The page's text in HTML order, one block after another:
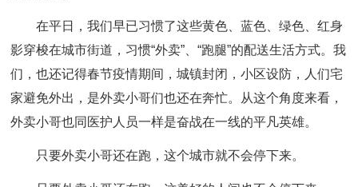
在平日，我们早已习惯了这些黄色、蓝色、绿色、红身
影穿梭在城市街道，习惯“外卖”、“跑腿”的配送生活方式。我
们，也还记得春节疫情期间，城镇封闭，小区设防，人们宅
家避免外出，是外卖小哥们也还在奔忙。从这个角度来看，
外卖小哥也同医护人员一样是奋战在一线的平凡英雄。
只要外卖小哥还在跑，这个城市就不会停下来。